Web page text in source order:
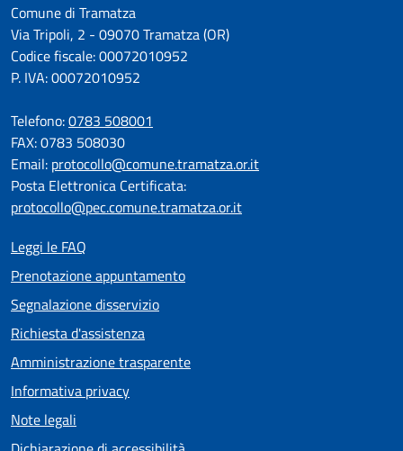
Comune di Tramatza
Via Tripoli, 2 - 09070 Tramatza (OR)
Codice fiscale: 00072010952
P. IVA: 00072010952
Telefono:0783 508001
FAX: 0783 508030
Email: protocollo@comune.tramatza.or.it
Posta Elettronica Certificata:
protocollo@pec.comune.tramatza.or.it
Leggi le FAQ
Prenotazione appuntamento
Segnalazione disservizio
Richiesta d'assistenza
Amministrazione trasparente
Informativa privacy
Note legali